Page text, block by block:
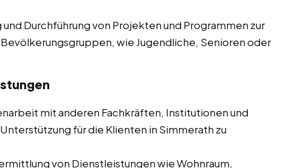
und Durchführung von Projekten und Programmen zur
wie Jugendliche, Senioren oder
mit anderen Fachkräften, Institutionen und
für die Klienten in Simmerath zu
von Dienstleistungen wie Wohnraum,